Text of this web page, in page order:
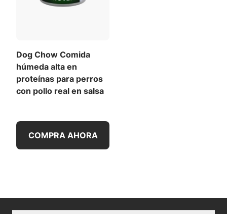
Dog Chow Comida
húmeda alta en
proteínas para perros
con pollo real en salsa
COMPRA AHORA